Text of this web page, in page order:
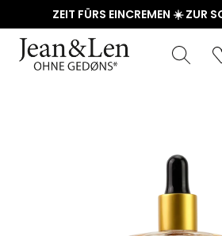
ZEIT FÜRS EINCREMEN ☀️ ZUR
Bildergalerie überspringen